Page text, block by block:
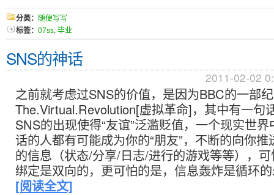
分类： 随便写写
标签： 07ss, 毕业
SNS的神话
2011-02-02
之前就考虑过SNS的价值，是因为BBC的一
The.Virtual.Revolution[虚拟革命]，其中有一句
SNS的出现使得“友谊”泛滥贬值，一个现实世
话的人都有可能成为你的“朋友”，不断的向你
的信息（状态/分享/日志/进行的游戏等等），
绑定是双向的，更可怕的是，信息轰炸是循环
[阅读全文]